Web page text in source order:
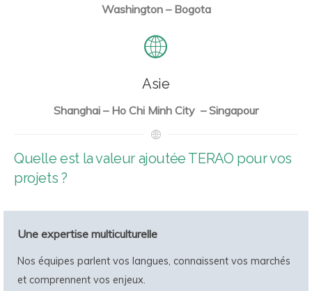
Washington – Bogota
Asie
Shanghai – Ho Chi Minh City – Singapour
Quelle est la valeur ajoutée TERAO pour vos
projets ?
Une expertise multiculturelle
Nos équipes parlent vos langues, connaissent vos marchés
et comprennent vos enjeux.